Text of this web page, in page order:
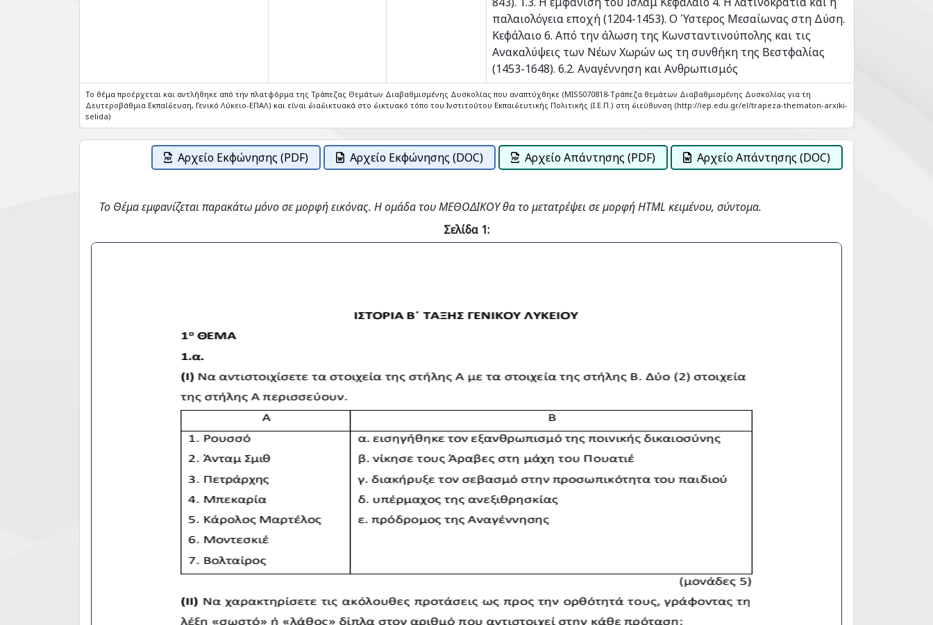
παλαιολόγεια εποχή (1204-1453). Ο Ύστερος Μεσαίωνας στη Δύση.
Κεφάλαιο 6. Από την άλωση της Κωνσταντινούπολης και τις
Ανακαλύψεις των Νέων Χωρών ως τη συνθήκη της Βεστφαλίας
(1453-1648). 6.2. Αναγέννηση και Ανθρωπισμός
Το θέμα προέρχεται και αντλήθηκε από την πλατφόρμα της Τράπεζας Θεμάτων Διαβαθμισμένης Δυσκολίας που αναπτύχθηκε (MIS5070818-Tράπεζα θεμάτων Διαβαθμισμένης Δυσκολίας για τη
Δευτεροβάθμια Εκπαίδευση, Γενικό Λύκειο-ΕΠΑΛ) και είναι διαδικτυακά στο δικτυακό τόπο του Ινστιτούτου Εκπαιδευτικής Πολιτικής (Ι.Ε.Π.) στη διεύθυνση (http://iep.edu.gr/el/trapeza-thematon-arxiki-
selida)
Αρχείο Εκφώνησης (PDF) Αρχείο Εκφώνησης (DOC) Αρχείο Απάντησης (PDF) Αρχείο Απάντησης (DOC)
Το Θέμα εμφανίζεται παρακάτω μόνο σε μορφή εικόνας. Η ομάδα του ΜΕΘΟΔΙΚΟΥ θα το μετατρέψει σε μορφή HTML κειμένου, σύντομα.
Σελίδα 1: